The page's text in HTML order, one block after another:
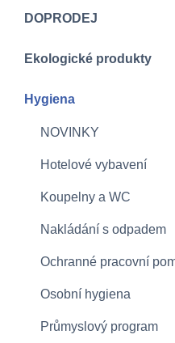
DOPRODEJ
Ekologické produkty
Hygiena
NOVINKY
Hotelové vybavení
Koupelny a WC
Nakládání s odpadem
Ochranné pracovní
Osobní hygiena
Průmyslový program